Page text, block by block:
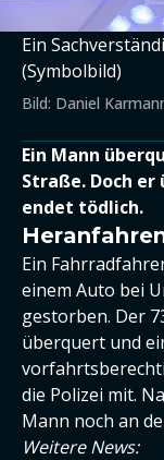
Ein
(Symbolbild)
Bild: Daniel
Ein Mann
Straße. Doch
endet tödlich.
Ein
einem Auto bei
gestorben. Der
überquert und
die Polizei mit.
Mann noch an
Weitere News: